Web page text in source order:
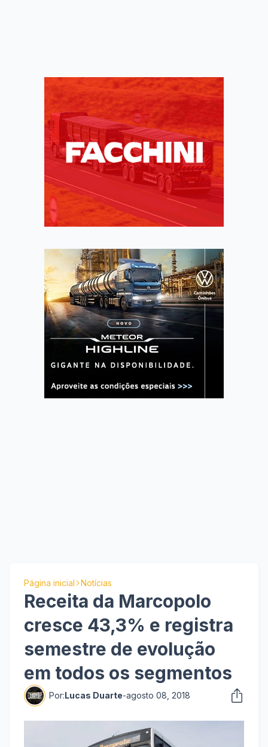
Página inicial Notícias
Receita da Marcopolo
cresce 43,3% e registra
semestre de evolução
em todos os segmentos
Por:Lucas Duarte-agosto 08, 2018